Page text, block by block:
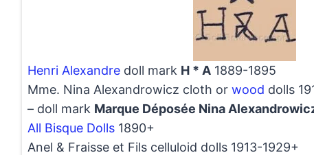
Henri Alexandre doll mark H * A 1889-1895
Mme. Nina Alexandrowicz cloth or wood dolls
– doll mark Marque Déposée Nina
All Bisque Dolls 1890+
Anel & Fraisse et Fils celluloid dolls 1913-1929+